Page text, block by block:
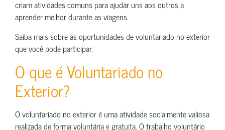
criam atividades comuns para ajudar uns aos outros a
aprender melhor durante as viagens.
Saiba mais sobre as oportunidades de voluntariado no exterior
que você pode participar.
O que é Voluntariado no
Exterior?
O voluntariado no exterior é uma atividade socialmente valiosa
realizada de forma voluntária e gratuita. O trabalho voluntário